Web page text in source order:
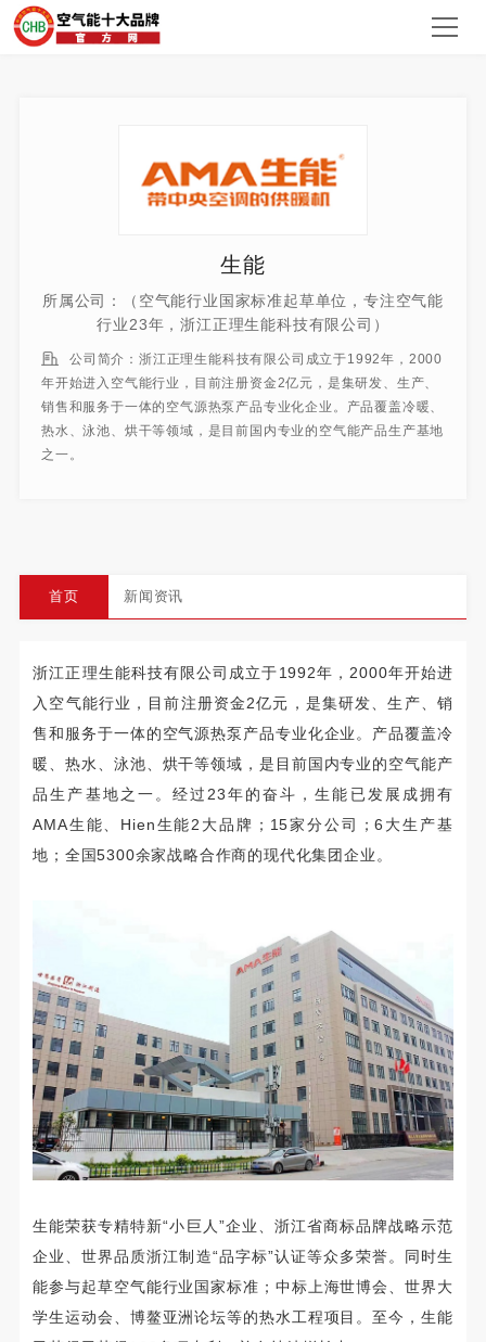
生能
所属公司：（空气能行业国家标准起草单位，专注空气能
行业23年，浙江正理生能科技有限公司）
公司简介：浙江正理生能科技有限公司成立于1992年，2000
年开始进入空气能行业，目前注册资金2亿元，是集研发、生产、
销售和服务于一体的空气源热泵产品专业化企业。产品覆盖冷暖、
热水、泳池、烘干等领域，是目前国内专业的空气能产品生产基地
之一。
首页 新闻资讯
浙江正理生能科技有限公司成立于1992年，2000年开始进
入空气能行业，目前注册资金2亿元，是集研发、生产、销
售和服务于一体的空气源热泵产品专业化企业。产品覆盖冷
暖、热水、泳池、烘干等领域，是目前国内专业的空气能产
品生产基地之一。经过23年的奋斗，生能已发展成拥有
AMA生能、Hien生能2大品牌；15家分公司；6大生产基
地；全国5300余家战略合作商的现代化集团企业。
生能荣获专精特新“小巨人”企业、浙江省商标品牌战略示范
企业、世界品质浙江制造“品字标”认证等众多荣誉。同时生
能参与起草空气能行业国家标准；中标上海世博会、世界大
学生运动会、博鳌亚洲论坛等的热水工程项目。至今，生能